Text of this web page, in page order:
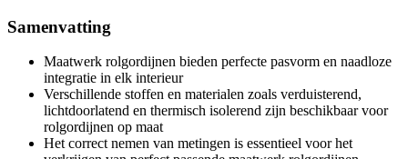
Samenvatting
Maatwerk rolgordijnen bieden perfecte pasvorm en naadloze
integratie in elk interieur
Verschillende stoffen en materialen zoals verduisterend,
lichtdoorlatend en thermisch isolerend zijn beschikbaar voor
rolgordijnen op maat
Het correct nemen van metingen is essentieel voor het